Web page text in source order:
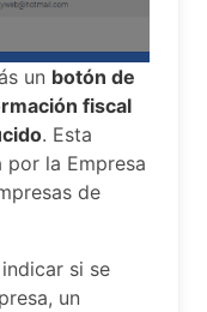
un botón de
fiscal
. Esta
la Empresa
de
si se
un